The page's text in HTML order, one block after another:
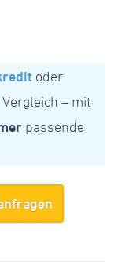
oder
– mit
passende